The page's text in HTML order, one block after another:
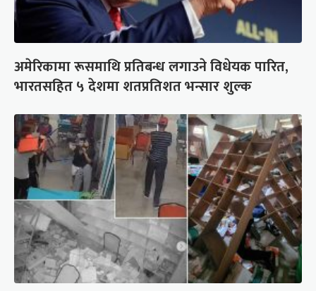
अमेरिकामा रूसमाथि प्रतिबन्ध लगाउने विधेयक पारित,
भारतसहित ५ देशमा शतप्रतिशत भन्सार शुल्क